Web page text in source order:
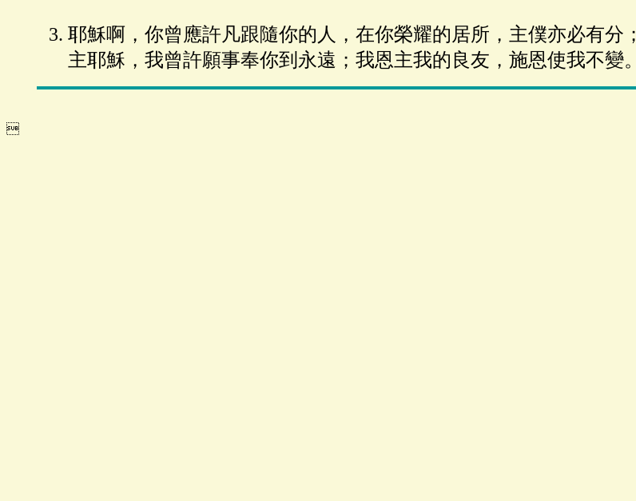
耶穌啊，你曾應許凡跟隨你的人，在你榮耀的居所，主僕亦必有分；
主耶穌，我曾許願事奉你到永遠；我恩主我的良友，施恩使我不變。
